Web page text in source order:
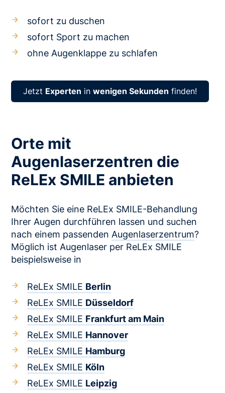
sofort zu duschen
sofort Sport zu machen
ohne Augenklappe zu schlafen
Jetzt Experten inwenigen Sekunden finden!
Orte mit
Augenlaserzentren die
ReLEx SMILE anbieten
Möchten Sie eine ReLEx SMILE-Behandlung
Ihrer Augen durchführen lassen und suchen
nach einem passenden Augenlaserzentrum?
Möglich ist Augenlaser per ReLEx SMILE
beispielsweise in
ReLEx SMILE Berlin
ReLEx SMILE Düsseldorf
ReLEx SMILE Frankfurt am Main
ReLEx SMILE Hannover
ReLEx SMILE Hamburg
ReLEx SMILE Köln
ReLEx SMILE Leipzig